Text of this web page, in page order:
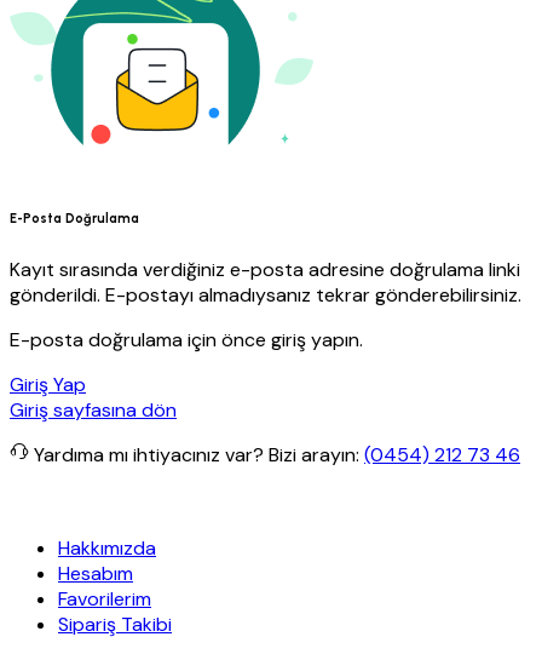
E-Posta Doğrulama
Kayıt sırasında verdiğiniz e-posta adresine doğrulama linki
gönderildi. E-postayı almadıysanız tekrar gönderebilirsiniz.
E-posta doğrulama için önce giriş yapın.
Giriş Yap
Giriş sayfasına dön
Yardıma mı ihtiyacınız var? Bizi arayın: (0454) 212 73 46
Hakkımızda
Hesabım
Favorilerim
Sipariş Takibi